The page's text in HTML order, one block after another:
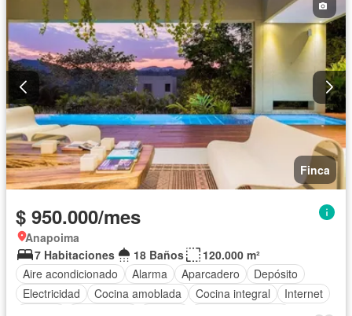
Finca
$ 950.000/mes
Anapoima
7 Habitaciones
18 Baños
120.000 m²
Aire acondicionado
Alarma Aparcadero
Depósito
Electricidad
Cocina amoblada Cocina integral
Internet